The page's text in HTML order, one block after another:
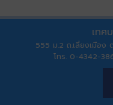
เทศ
555 ม.2 ถ.เลี่ยงเมือง
โทร. 0-4342-